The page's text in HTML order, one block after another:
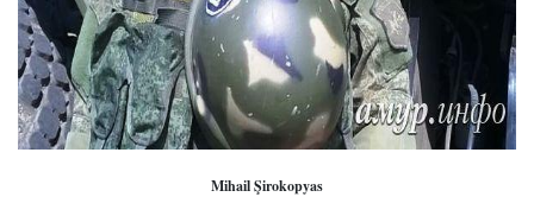
Mihail Şirokopyas